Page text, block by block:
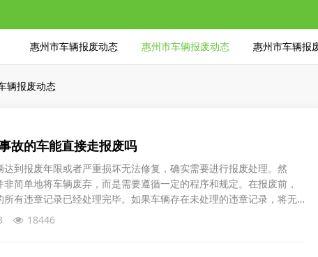
惠州市车辆报废动态 惠州市车辆报废动态 惠州市车辆报
辆报废动态
故的车能直接走报废吗
达到报废年限或者严重损坏无法修复，确实需要进行报废处理。然
简单地将车辆废弃，而是需要遵循一定的程序和规定。在报废前，
所有违章记录已经处理完毕。如果车辆存在未处理的违章记录，将无
。其次，即使车辆在交通事故中受损严重，也不能直接进行报废。车
公司或相关责任方协商处理事故损失，然后根据实际情况决定是否报
18446